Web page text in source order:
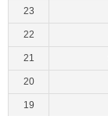
23
22
21
20
19